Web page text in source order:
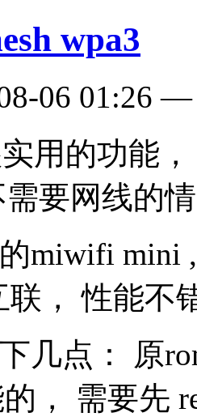
wpa3
06 01:26
实用的功能
需要网线的
miwifi mini
联， 性能不
几点： 原
， 需要先